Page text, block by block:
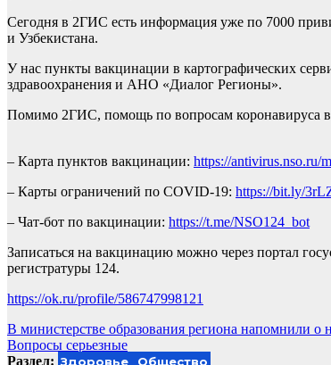
Сегодня в 2ГИС есть информация уже по 7000
и Узбекистана.
У нас пункты вакцинации в картографических
здравоохранения и АНО «Диалог Регионы».
Помимо 2ГИС, помощь по вопросам коронавируса
– Карта пунктов вакцинации: https://antivirus.nso.ru/
– Карты ограничений по COVID-19: https://bit.ly/
– Чат-бот по вакцинации: https://t.me/NSO124_bot
Записаться на вакцинацию можно через портал
регистратуры 124.
https://ok.ru/profile/586747998121
Навигация
по
В министерстве образования региона напомнили о
Вопросы серьезные
Раздел: Здоровье Общество